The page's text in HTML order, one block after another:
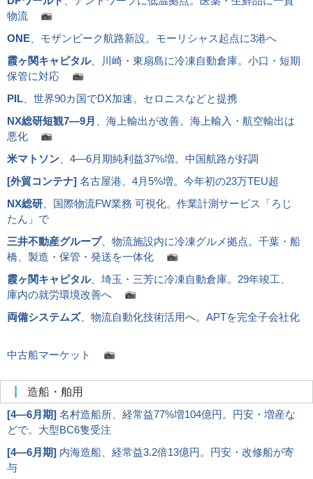
物流
ONE 、モザンビーク航路新設。モーリシャス起点に3港へ
霞ヶ関キャピタル、川崎・東扇島に冷凍自動倉庫。小口・短期
保管に対応
PIL 、世界90カ国でDX加速。セロニスなどと提携
NX総研短観7―9月
、海上輸出が改善。海上輸入・航空輸出は
悪化
米マトソン 、4―6月期純利益37%増。中国航路が好調
[外貿コンテナ] 名古屋港、4月5%増。今年初の23万TEU超
NX総研 、国際物流FW業務 可視化。作業計測サービス「ろじ
たん」で
三井不動産グループ、物流施設内に冷凍グルメ拠点。千葉・船
橋、製造・保管・発送を一体化
霞ヶ関キャピタル、埼玉・三芳に冷凍自動倉庫。29年竣工、
庫内の就労環境改善へ
両備システムズ、物流自動化技術活用へ。APTを完全子会社化
中古船マーケット
造船・舶用
[4―6月期] 名村造船所、経常益77%増104億円。円安・増産な
どで。大型BC6隻受注
[4―6月期] 内海造船、経常益3.2倍13億円。円安・改修船が寄
与